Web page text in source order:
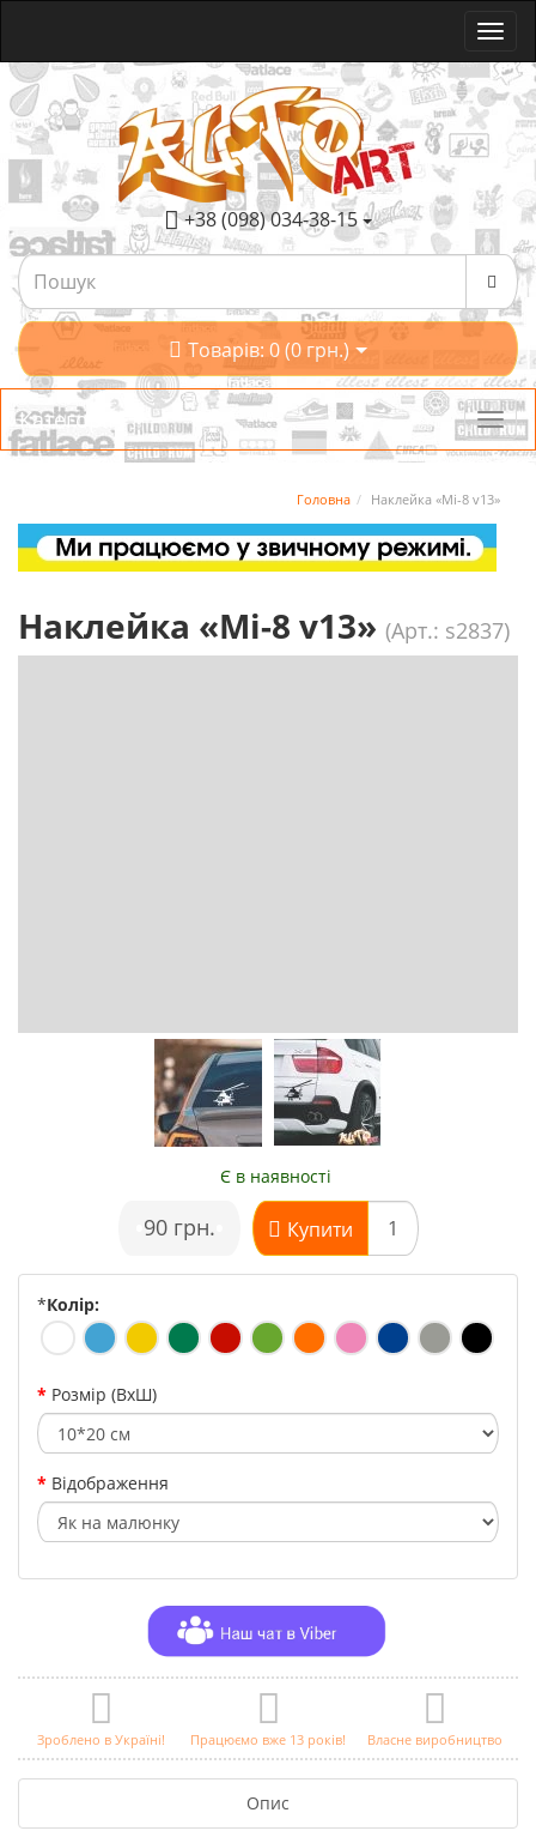
+38 (098) 034-38-15
Товарів: 0 (0 грн.)
Категорії
Головна Наклейка «Мі-8 v13»
Наклейка «Мі-8 v13» (Арт.: s2837)
Є в наявності
90 грн. Купити
*Колір:
Розмір (ВхШ)
Відображення
Зроблено в Україні! Працюємо вже 13 років! Власне виробництво
Опис